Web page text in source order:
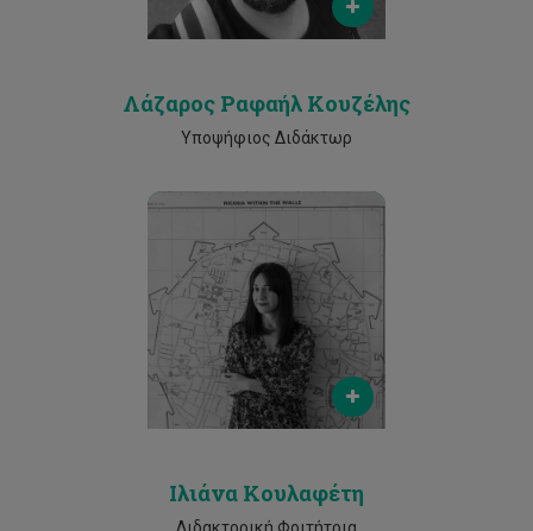
25002530
Λάζαρος Ραφαήλ Κουζέλης
Υποψήφιος Διδάκτωρ
Email
ik.koulafeti@edu.cut.ac.cy
Phone
25002530
Ιλιάνα Κουλαφέτη